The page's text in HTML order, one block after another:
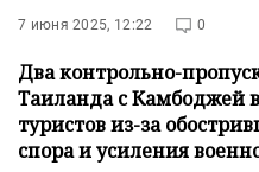
7 июня 2025, 12:22 0
Два контрольно-
Таиланда с Камбоджей
туристов из-за
спора и усиления